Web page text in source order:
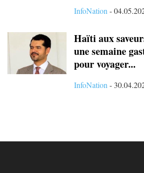
InfoNation -
Haïti aux
une semaine
pour voyager...
InfoNation -